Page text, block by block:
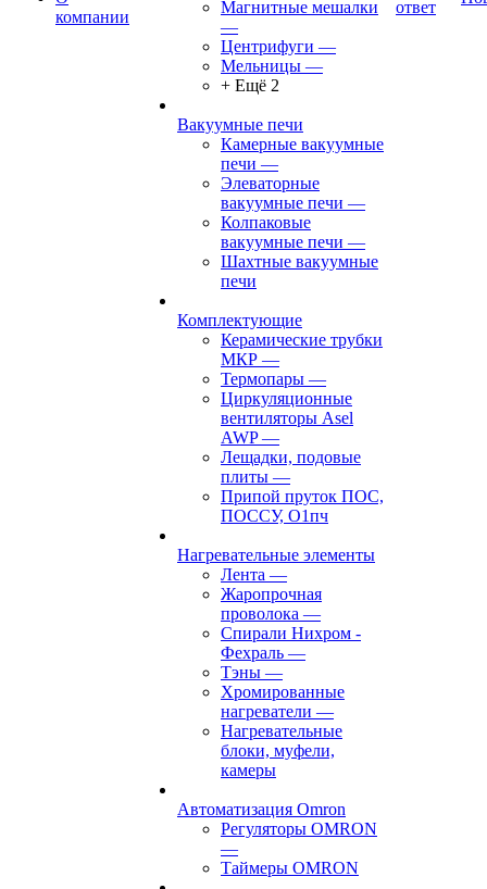
компании
Магнитные мешалки
—
Центрифуги —
Мельницы —
+ Ещё 2
Вакуумные печи
Камерные вакуумные
печи —
Элеваторные
вакуумные печи —
Колпаковые
вакуумные печи —
Шахтные вакуумные
печи
Комплектующие
Керамические трубки
МКР —
Термопары —
Циркуляционные
вентиляторы Asel
AWP—
Лещадки, подовые
плиты —
Припой пруток ПОС,
ПОССУ, О1пч
Нагревательные элементы
Лента —
Жаропрочная
проволока —
Спирали Нихром -
Фехраль —
Тэны —
Хромированные
нагреватели —
Нагревательные
блоки, муфели,
камеры
Автоматизация Omron
Регуляторы OMRON
—
Таймеры OMRON
ответ